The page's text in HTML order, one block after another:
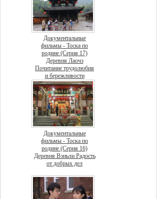
Документальные
фильмы - Тоска по
родине (Серия 17)
Деревня Лаочэ
Почитание трудолюбия
и бережливости
Документальные
фильмы - Тоска по
родине (Серия 16)
Деревня Вэньли Радость
от добрых дел